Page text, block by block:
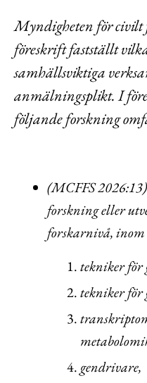
Myndigheten för
föreskrift fastställt
samhällsviktiga
anmälningsplikt. I
följande forskning
(MCFFS
forskning eller
forskarnivå, inom
tekniker för
tekniker för
gendrivare,